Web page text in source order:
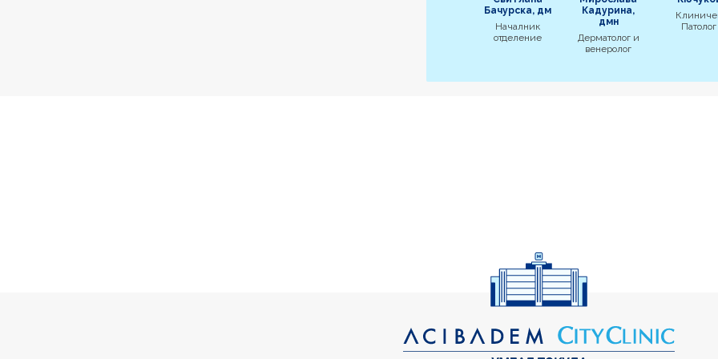
Бачурска, дм
Началник
отделение
Кадурина,
дмн
Дерматолог и
венеролог
Патолог